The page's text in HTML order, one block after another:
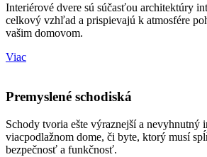
Interiérové dvere sú súčasťou architektúry
celkový vzhľad a prispievajú k atmosfére
vašim domovom.
Viac
Premyslené schodiská
Schody tvoria ešte výraznejší a nevyhnutný
viacpodlažnom dome, či byte, ktorý musí
bezpečnosť a funkčnosť.